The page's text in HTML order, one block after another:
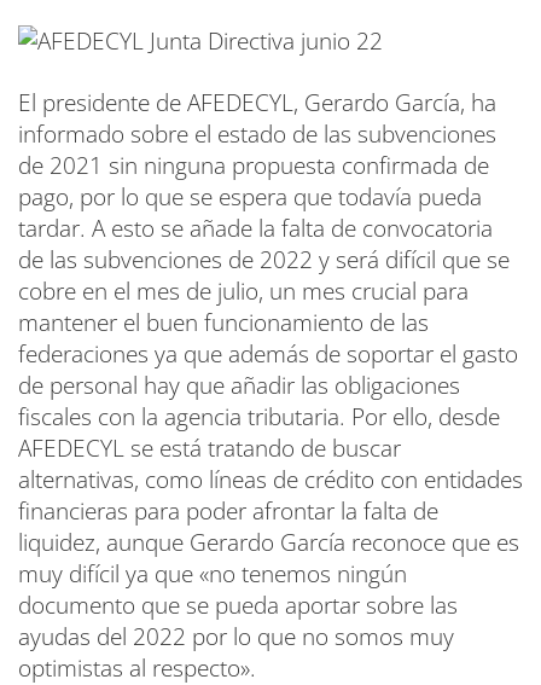
El presidente de AFEDECYL, Gerardo García, ha
informado sobre el estado de las subvenciones
de 2021 sin ninguna propuesta confirmada de
pago, por lo que se espera que todavía pueda
tardar. A esto se añade la falta de convocatoria
de las subvenciones de 2022 y será difícil que se
cobre en el mes de julio, un mes crucial para
mantener el buen funcionamiento de las
federaciones ya que además de soportar el gasto
de personal hay que añadir las obligaciones
fiscales con la agencia tributaria. Por ello, desde
AFEDECYL se está tratando de buscar
alternativas, como líneas de crédito con entidades
financieras para poder afrontar la falta de
liquidez, aunque Gerardo García reconoce que es
muy difícil ya que «no tenemos ningún
documento que se pueda aportar sobre las
ayudas del 2022 por lo que no somos muy
optimistas al respecto».